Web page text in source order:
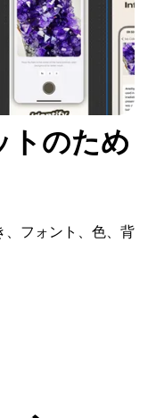
トのため
、フォント、色、背